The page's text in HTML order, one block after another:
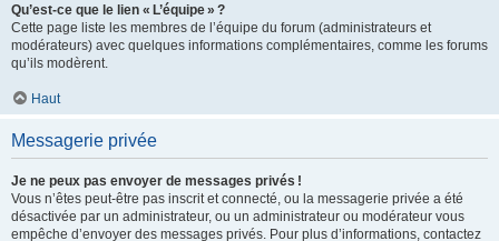
Qu’est-ce que le lien « L’équipe » ?
Cette page liste les membres de l’équipe du forum (administrateurs et
modérateurs) avec quelques informations complémentaires, comme les forums
qu’ils modèrent.
Haut
Messagerie privée
Je ne peux pas envoyer de messages privés !
Vous n’êtes peut-être pas inscrit et connecté, ou la messagerie privée a été
désactivée par un administrateur, ou un administrateur ou modérateur vous
empêche d’envoyer des messages privés. Pour plus d’informations, contactez